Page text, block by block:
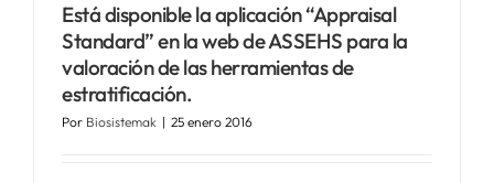
Está disponible la aplicación “Appraisal
Standard” en la web de ASSEHS para la
valoración de las herramientas de
estratificación.
Por Biosistemak | 25 enero 2016